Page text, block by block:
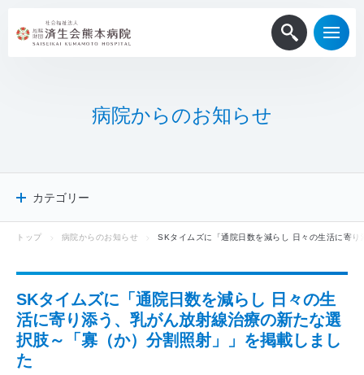
病院からのお知 らせ
カテゴリー
病院からのお知らせ
採用情報
メディア掲載
ニュースリリース
トップ 病院からのお知らせ SKタイムズに「通院日数を減らし 日々の生活に寄
SKタイムズに「通院日数を減らし 日々の生
活に寄り添う、乳がん放射線治療の新たな選
択肢～「寡（か）分割照射」」を掲載しまし
た